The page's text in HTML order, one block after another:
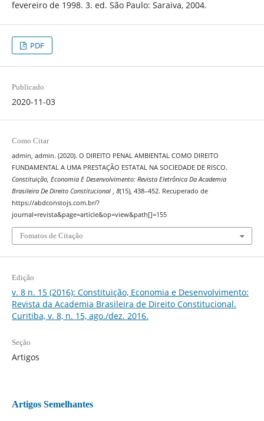
fevereiro de 1998. 3. ed. São Paulo: Saraiva, 2004.
PDF
Publicado
2020-11-03
Como Citar
admin, admin. (2020). O DIREITO PENAL AMBIENTAL COMO DIREITO
FUNDAMENTAL A UMA PRESTAÇÃO ESTATAL NA SOCIEDADE DE RISCO.
Constituição, Economia E Desenvolvimento: Revista Eletrônica Da Academia
Brasileira De Direito Constitucional , 8(15), 438–452. Recuperado de
https://abdconstojs.com.br/?
journal=revista&page=article&op=view&path[]=155
Fomatos de Citação
Edição
v. 8 n. 15 (2016): Constituição, Economia e Desenvolvimento:
Revista da Academia Brasileira de Direito Constitucional.
Curitiba, v. 8, n. 15, ago./dez. 2016.
Seção
Artigos
Artigos Semelhantes